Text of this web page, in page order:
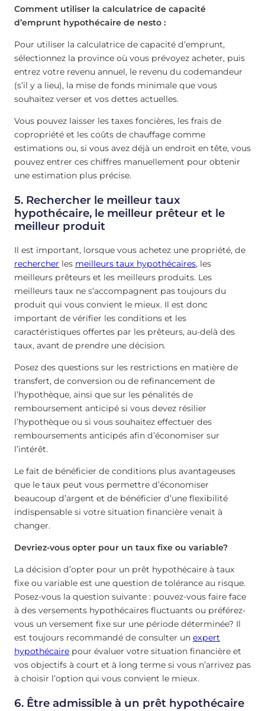
Comment utiliser la calculatrice de capacité
d’emprunt hypothécaire de nesto :
Pour utiliser la calculatrice de capacité d’emprunt,
sélectionnez la province où vous prévoyez acheter, puis
entrez votre revenu annuel, le revenu du codemandeur
(s’il y a lieu), la mise de fonds minimale que vous
souhaitez verser et vos dettes actuelles.
Vous pouvez laisser les taxes foncières, les frais de
copropriété et les coûts de chauffage comme
estimations ou, si vous avez déjà un endroit en tête, vous
pouvez entrer ces chiffres manuellement pour obtenir
une estimation plus précise.
5. Rechercher le meilleur taux
hypothécaire, le meilleur prêteur et le
meilleur produit
Il est important, lorsque vous achetez une propriété, de
rechercher les meilleurs taux hypothécaires, les
meilleurs prêteurs et les meilleurs produits. Les
meilleurs taux ne s’accompagnent pas toujours du
produit qui vous convient le mieux. Il est donc
important de vérifier les conditions et les
caractéristiques offertes par les prêteurs, au-delà des
taux, avant de prendre une décision.
Posez des questions sur les restrictions en matière de
transfert, de conversion ou de refinancement de
l’hypothèque, ainsi que sur les pénalités de
remboursement anticipé si vous devez résilier
l’hypothèque ou si vous souhaitez effectuer des
remboursements anticipés afin d’économiser sur
l’intérêt.
Le fait de bénéficier de conditions plus avantageuses
que le taux peut vous permettre d’économiser
beaucoup d’argent et de bénéficier d’une flexibilité
indispensable si votre situation financière venait à
changer.
Devriez-vous opter pour un taux fixe ou variable?
La décision d’opter pour un prêt hypothécaire à taux
fixe ou variable est une question de tolérance au risque.
Posez-vous la question suivante : pouvez-vous faire face
à des versements hypothécaires fluctuants ou préférez-
vous un versement fixe sur une période déterminée? Il
est toujours recommandé de consulter un expert
hypothécaire pour évaluer votre situation financière et
vos objectifs à court et à long terme si vous n’arrivez pas
à choisir l’option qui vous convient le mieux.
6. Être admissible à un prêt hypothécaire